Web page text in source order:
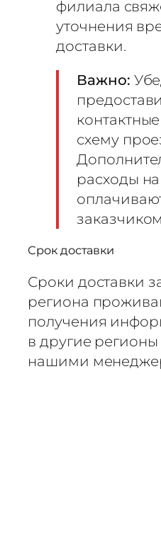
филиала
уточнения
доставки.
Важно:
схему
расходы
Срок доставки
Сроки доставки
региона
получения
в другие регионы
нашими